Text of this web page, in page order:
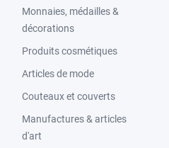
Monnaies, médailles &
décorations
Produits cosmétiques
Articles de mode
Couteaux et couverts
Manufactures & articles
d'art